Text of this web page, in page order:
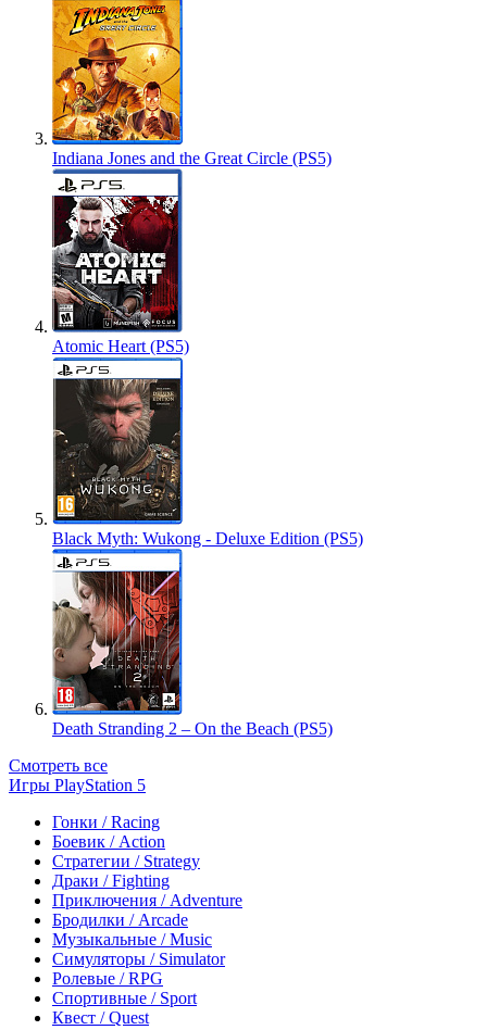
Indiana Jones and the Great Circle (PS5)
Atomic Heart (PS5)
Black Myth: Wukong - Deluxe Edition (PS5)
Death Stranding 2 – On the Beach (PS5)
Смотреть все
Игры PlayStation 5
Гонки / Racing
Боевик / Action
Стратегии / Strategy
Драки / Fighting
Приключения / Adventure
Бродилки / Arcade
Музыкальные / Music
Симуляторы / Simulator
Ролевые / RPG
Спортивные / Sport
Квест / Quest